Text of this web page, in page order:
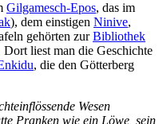
Gilgamesch-Epos, das im
), dem einstigen Ninive,
gehörten zurBibliothek
Dort liest man die Geschichte
, die den Götterberg
Wesen
Pranken wie ein Löwe, sein